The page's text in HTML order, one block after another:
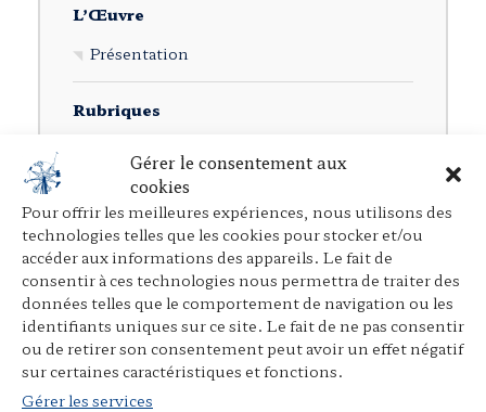
Gérer le consentement aux
cookies
Pour offrir les meilleures expériences, nous utilisons des
technologies telles que les cookies pour stocker et/ou
accéder aux informations des appareils. Le fait de
consentir à ces technologies nous permettra de traiter des
données telles que le comportement de navigation ou les
identifiants uniques sur ce site. Le fait de ne pas consentir
ou de retirer son consentement peut avoir un effet négatif
sur certaines caractéristiques et fonctions.
Gérer les services
L’Œuvre
Présentation
Rubriques
Direction d’ouvrages collectifs
Participation à des ouvrages collectifs
Articles dans des revues juridiques
Avant-propos, préfaces, postfaces,
comptes rendus
Cours, colloques, conférences, tables
rondes